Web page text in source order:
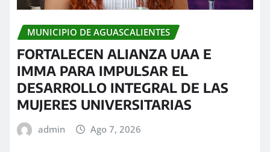
MUNICIPIO DE AGUASCALIENTES
FORTALECEN ALIANZA UAA E
IMMA PARA IMPULSAR EL
DESARROLLO INTEGRAL DE LAS
MUJERES UNIVERSITARIAS
admin Ago 7, 2026